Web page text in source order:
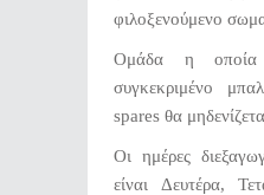
φιλοξενούμενο
Ομάδα η οποία
συγκεκριμένο
spares θα
Οι ημέρες
είναι Δευτέρα,